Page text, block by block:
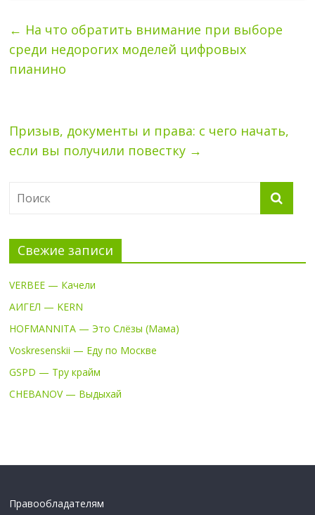
← На что обратить внимание при выборе
среди недорогих моделей цифровых
пианино
Призыв, документы и права: с чего начать,
если вы получили повестку →
Свежие записи
VERBEE — Качели
АИГЕЛ — KERN
HOFMANNITA — Это Слёзы (Мама)
Voskresenskii — Еду по Москве
GSPD — Тру крайм
CHEBANOV — Выдыхай
Правообладателям